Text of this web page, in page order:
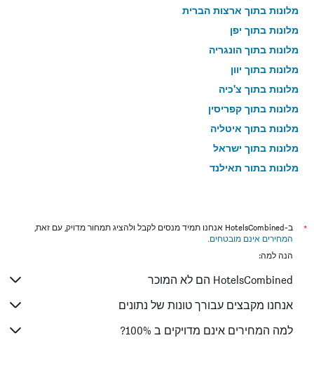
מלונות בתוך ארצות הברית
מלונות בתוך יפן
מלונות בתוך הונגריה
מלונות בתוך יוון
מלונות בתוך צ'כיה
מלונות בתוך קפריסין
מלונות בתוך איטליה
מלונות בתוך ישראל
מלונות בתוך תאילנד
*
ב-HotelsCombined אנחנו תמיד מנסים לקבל ולהציג תמחור מדויק, עם זאת,
המחירים אינם מובטחים.
הנה למה:
HotelsCombined הם לא המוכר
אנחנו מקבצים עבורך טונות של נתונים
למה המחירים אינם מדויקים ב 100%?